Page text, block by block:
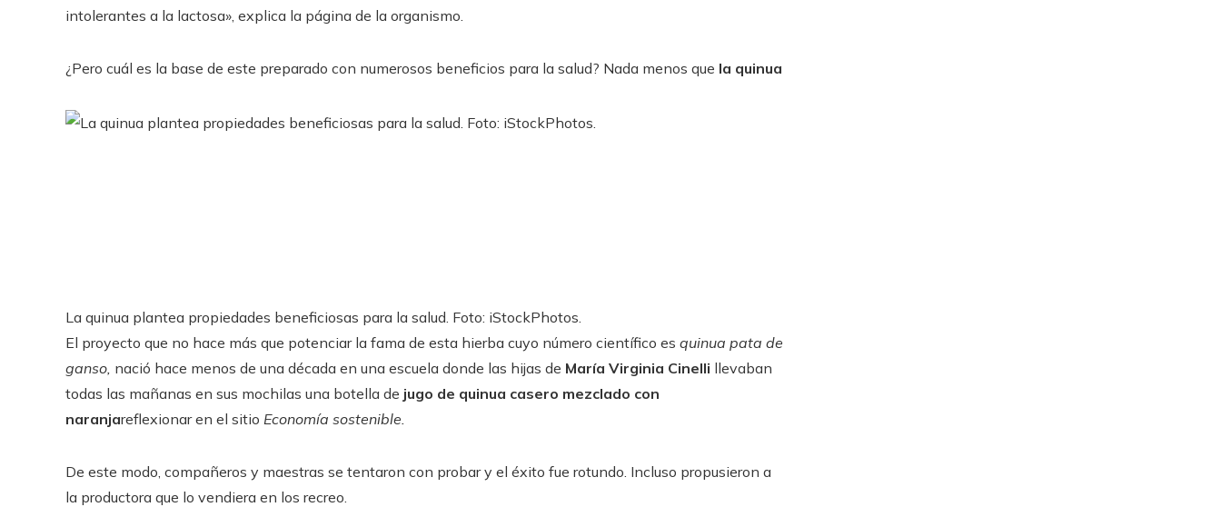
intolerantes a la lactosa», explica la página de la organismo.
¿Pero cuál es la base de este preparado con numerosos beneficios para la salud? Nada menos que la quinua
La quinua plantea propiedades beneficiosas para la salud. Foto: iStockPhotos.
El proyecto que no hace más que potenciar la fama de esta hierba cuyo número científico es quinua pata de
ganso, nació hace menos de una década en una escuela donde las hijas de María Virginia Cinelli llevaban
todas las mañanas en sus mochilas una botella de jugo de quinua casero mezclado con
naranjareflexionar en el sitio Economía sostenible.
De este modo, compañeros y maestras se tentaron con probar y el éxito fue rotundo. Incluso propusieron a
la productora que lo vendiera en los recreo.